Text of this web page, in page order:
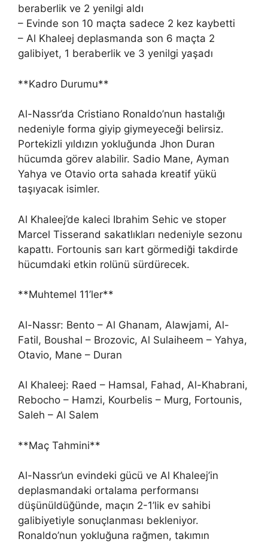
beraberlik ve 2 yenilgi aldı
– Evinde son 10 maçta sadece 2 kez kaybetti
– Al Khaleej deplasmanda son 6 maçta 2
galibiyet, 1 beraberlik ve 3 yenilgi yaşadı
**Kadro Durumu**
Al-Nassr’da Cristiano Ronaldo’nun hastalığı
nedeniyle forma giyip giymeyeceği belirsiz.
Portekizli yıldızın yokluğunda Jhon Duran
hücumda görev alabilir. Sadio Mane, Ayman
Yahya ve Otavio orta sahada kreatif yükü
taşıyacak isimler.
Al Khaleej’de kaleci Ibrahim Sehic ve stoper
Marcel Tisserand sakatlıkları nedeniyle sezonu
kapattı. Fortounis sarı kart görmediği takdirde
hücumdaki etkin rolünü sürdürecek.
**Muhtemel 11’ler**
Al-Nassr: Bento – Al Ghanam, Alawjami, Al-
Fatil, Boushal – Brozovic, Al Sulaiheem – Yahya,
Otavio, Mane – Duran
Al Khaleej: Raed – Hamsal, Fahad, Al-Khabrani,
Rebocho – Hamzi, Kourbelis – Murg, Fortounis,
Saleh – Al Salem
**Maç Tahmini**
Al-Nassr’un evindeki gücü ve Al Khaleej’in
deplasmandaki ortalama performansı
düşünüldüğünde, maçın 2-1’lik ev sahibi
galibiyetiyle sonuçlanması bekleniyor.
Ronaldo’nun yokluğuna rağmen, takımın